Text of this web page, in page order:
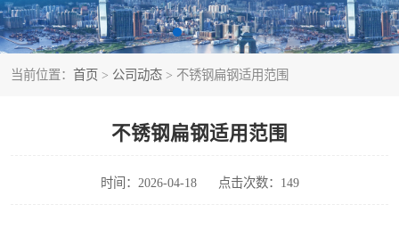
当前位置： 首页 > 公司动态 > 不锈钢扁钢适用范围
不锈钢扁钢适用范围
时间：2026-04-18 点击次数：149
不锈钢人孔
不锈钢角钢